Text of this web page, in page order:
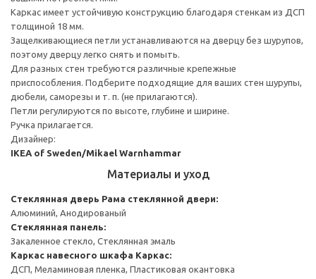
Каркас имеет устойчивую конструкцию благодаря стенкам из ДСП
толщиной 18 мм.
Защелкивающиеся петли устанавливаются на дверцу без шурупов,
поэтому дверцу легко снять и помыть.
Для разных стен требуются различные крепежные
приспособления. Подберите подходящие для ваших стен шурупы,
дюбели, саморезы и т. п. (не прилагаются).
Петли регулируются по высоте, глубине и ширине.
Ручка прилагается.
Дизайнер:
IKEA of Sweden/Mikael Warnhammar
Материалы и уход
Стеклянная дверь Рама стеклянной двери:
Алюминий, Анодированый
Стеклянная панель:
Закаленное стекло, Стеклянная эмаль
Каркас навесного шкафа Каркас:
ДСП, Меламиновая пленка, Пластиковая окантовка